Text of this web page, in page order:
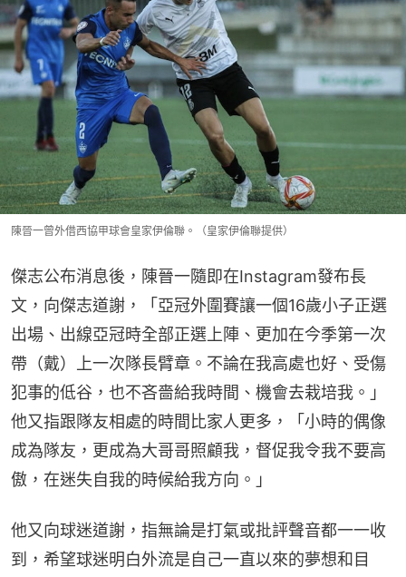
陳晉一曾外借西協甲球會皇家伊倫聯。（皇家伊倫聯提供）
傑志公布消息後，陳晉一隨即在Instagram發布長
文，向傑志道謝，「亞冠外圍賽讓一個16歲小子正選
出場、出線亞冠時全部正選上陣、更加在今季第一次
帶（戴）上一次隊長臂章。不論在我高處也好、受傷
犯事的低谷，也不吝嗇給我時間、機會去栽培我。」
他又指跟隊友相處的時間比家人更多，「小時的偶像
成為隊友，更成為大哥哥照顧我，督促我令我不要高
傲，在迷失自我的時候給我方向。」
他又向球迷道謝，指無論是打氣或批評聲音都一一收
到，希望球迷明白外流是自己一直以來的夢想和目